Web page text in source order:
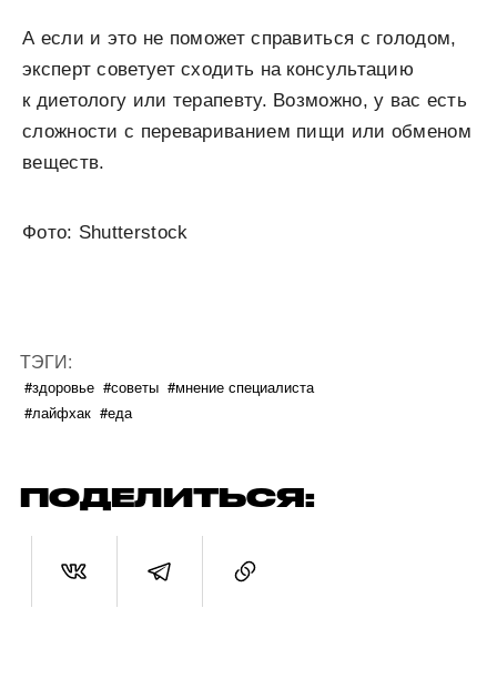
А если и это не поможет справиться с голодом,
эксперт советует сходить на консультацию
к диетологу или терапевту. Возможно, у вас есть
сложности с перевариванием пищи или обменом
веществ.
Фото: Shutterstock
ТЭГИ:
#здоровье #советы #мнение специалиста
#лайфхак #еда
ПОДЕЛИТЬСЯ: